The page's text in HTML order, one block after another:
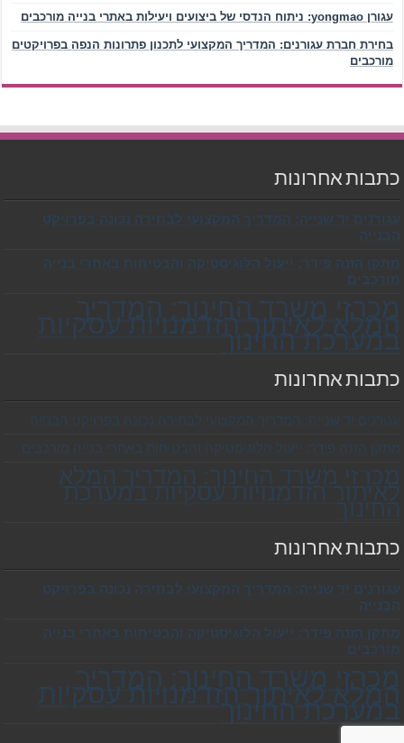
עגורן yongmao: ניתוח הנדסי של ביצועים ויעילות באתרי בנייה מורכבים
בחירת חברת עגורנים: המדריך המקצועי לתכנון פתרונות הנפה בפרויקטים
מורכבים
כתבות אחרונות
עגורנים יד שנייה: המדריך המקצועי לבחירה נכונה בפרויקט
הבנייה
מתקן הזנה פידר: ייעול הלוגיסטיקה והבטיחות באתרי בנייה
מורכבים
מכרזי משרד החינוך: המדריך
המלא לאיתור הזדמנויות עסקיות
במערכת החינוך
כתבות אחרונות
עגורנים יד שנייה: המדריך המקצועי לבחירה נכונה בפרויקט הבנייה
מתקן הזנה פידר: ייעול הלוגיסטיקה והבטיחות באתרי בנייה מורכבים
מכרזי משרד החינוך: המדריך המלא
לאיתור הזדמנויות עסקיות במערכת
החינוך
כתבות אחרונות
עגורנים יד שנייה: המדריך המקצועי לבחירה נכונה בפרויקט
הבנייה
מתקן הזנה פידר: ייעול הלוגיסטיקה והבטיחות באתרי בנייה
מורכבים
מכרזי משרד החינוך: המדריך
המלא לאיתור הזדמנויות עסקיות
במערכת החינוך